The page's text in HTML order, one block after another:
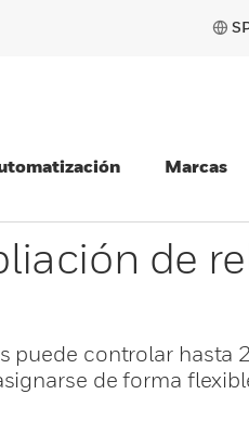
Marcas
de
puede controlar hasta
de forma